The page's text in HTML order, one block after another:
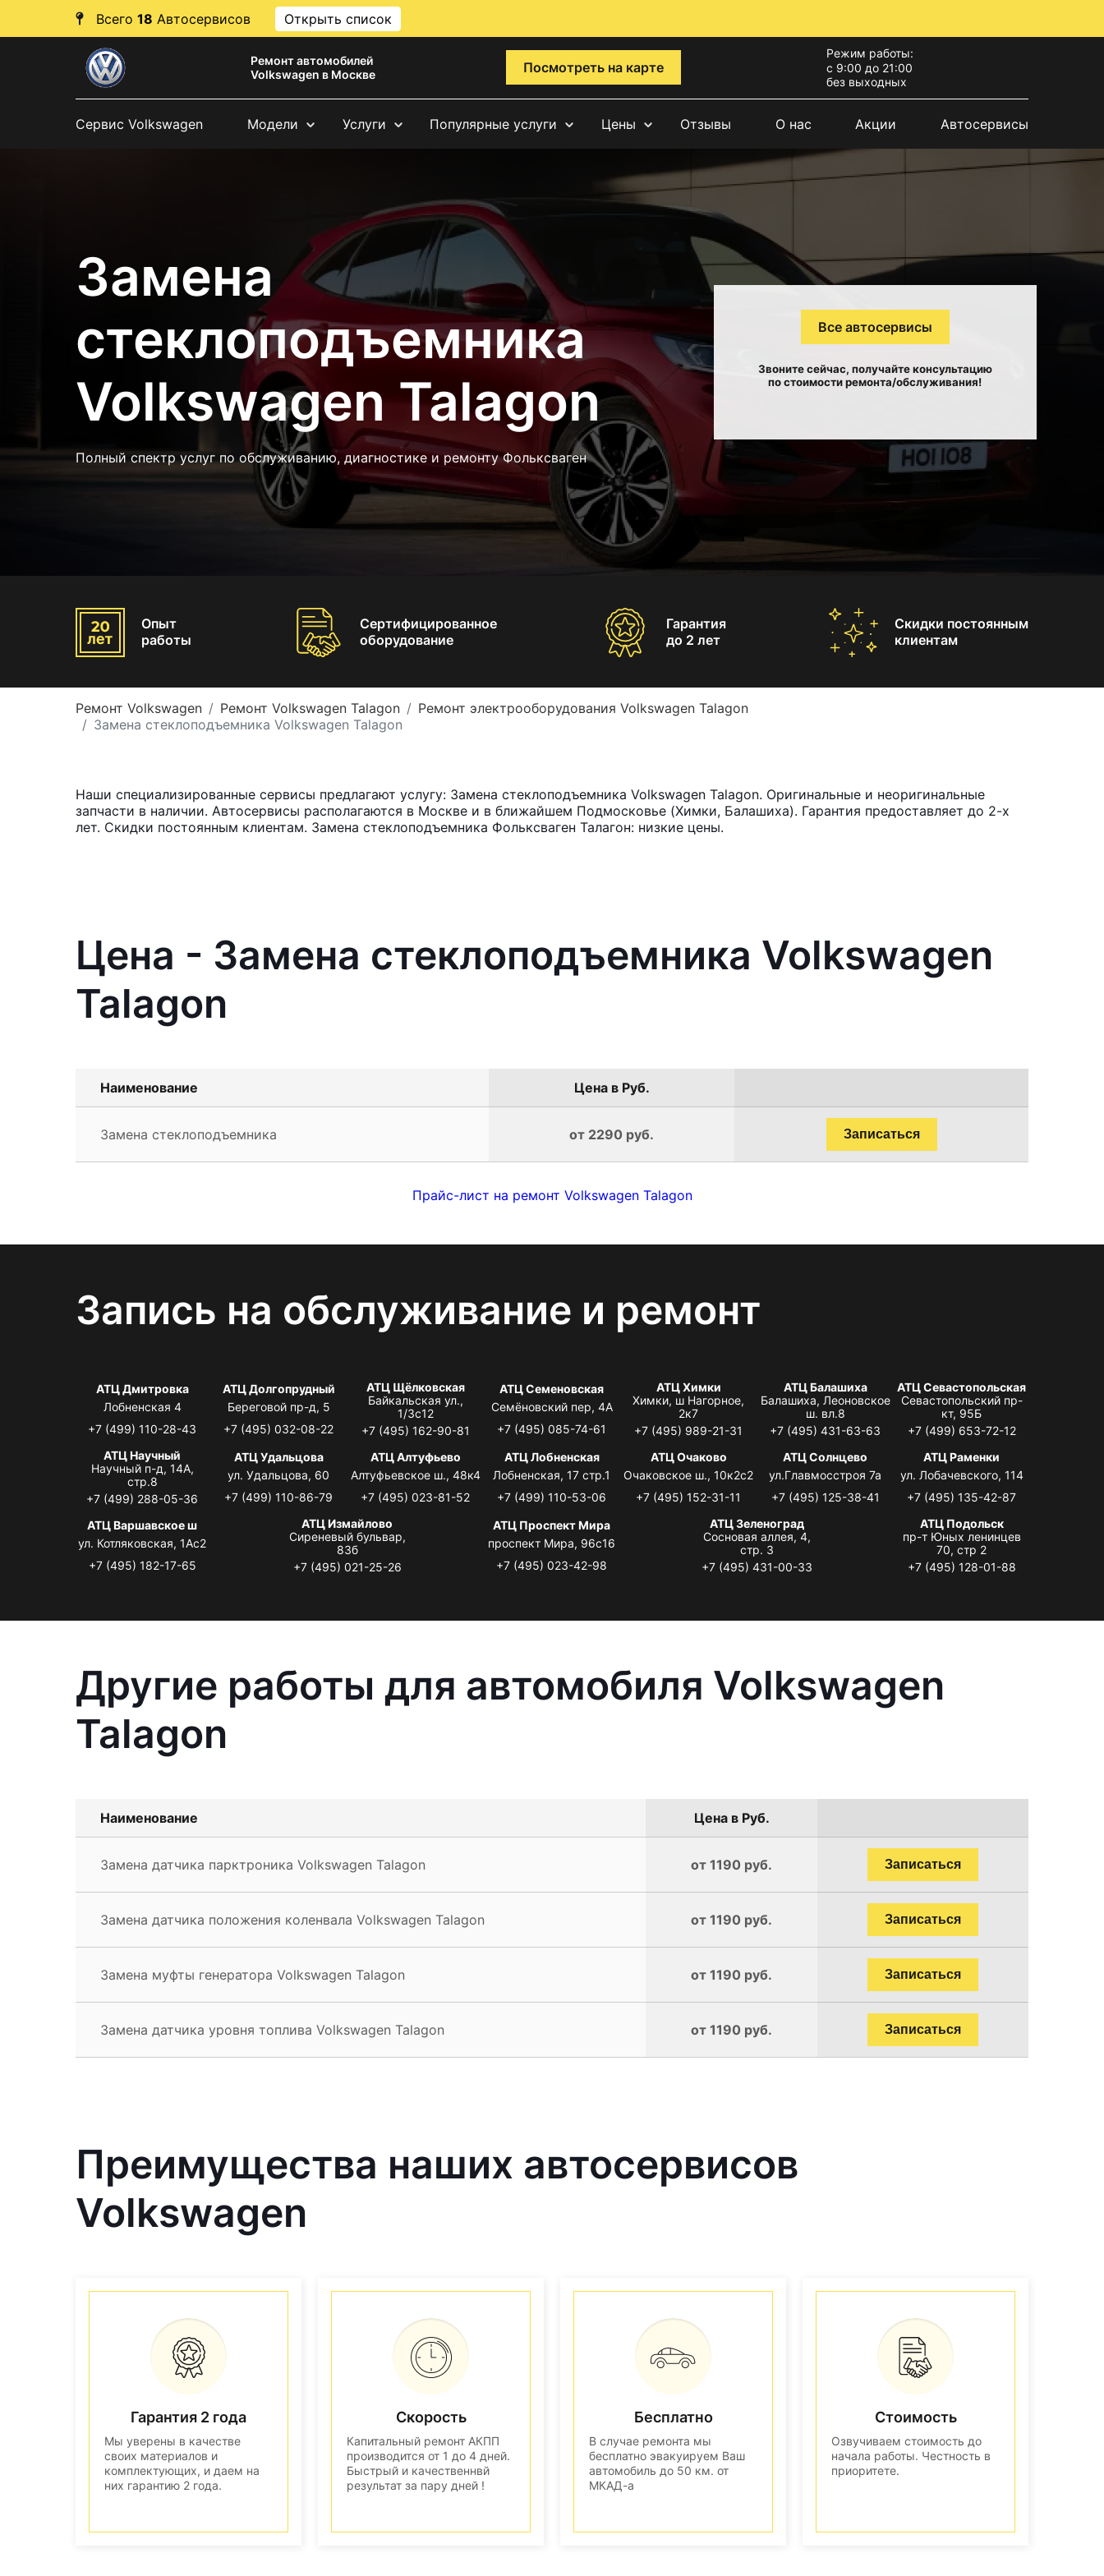
Всего 18 Автосервисов Открыть список
Ремонт автомобилей
Volkswagen в Москве
Посмотреть на карте
Режим работы:
с 9:00 до 21:00
без выходных
Сервис Volkswagen Модели Услуги Популярные услуги Цены Отзывы О нас Акции Автосервисы
Замена
стеклоподъемника
Volkswagen Talagon
Полный спектр услуг по обслуживанию, диагностике и ремонту Фольксваген
Все автосервисы
Звоните сейчас, получайте консультацию
по стоимости ремонта/обслуживания!
Опыт
работы
Сертифицированное
оборудование
Гарантия
до 2 лет
Скидки постоянным
клиентам
Ремонт Volkswagen Ремонт Volkswagen Talagon
Ремонт электрооборудования Volkswagen Talagon
Замена стеклоподъемника Volkswagen Talagon
Наши специализированные сервисы предлагают услугу: Замена стеклоподъемника Volkswagen Talagon. Оригинальные и неоригинальные
запчасти в наличии. Автосервисы располагаются в Москве и в ближайшем Подмосковье (Химки, Балашиха). Гарантия предоставляет до 2-х
лет. Скидки постоянным клиентам. Замена стеклоподъемника Фольксваген Талагон: низкие цены.
Цена - Замена стеклоподъемника Volkswagen
Talagon
Наименование Цена в Руб.
Замена стеклоподъемника от 2290 руб. Записаться
Прайс-лист на ремонт Volkswagen Talagon
Запись на обслуживание и ремонт
АТЦ Дмитровка
Лобненская 4
+7 (499) 110-28-43
АТЦ Долгопрудный
Береговой пр-д, 5
+7 (495) 032-08-22
АТЦ Щёлковская
Байкальская ул.,
1/3с12
+7 (495) 162-90-81
АТЦ Семеновская
Семёновский пер, 4А
+7 (495) 085-74-61
АТЦ Химки
Химки, ш Нагорное,
2к7
+7 (495) 989-21-31
АТЦ Балашиха
Балашиха, Леоновское
ш. вл.8
+7 (495) 431-63-63
АТЦ Севастопольская
Севастопольский пр-
кт, 95Б
+7 (499) 653-72-12
АТЦ Научный
Научный п-д, 14А,
стр.8
+7 (499) 288-05-36
АТЦ Удальцова
ул. Удальцова, 60
+7 (499) 110-86-79
АТЦ Алтуфьево
Алтуфьевское ш., 48к4
+7 (495) 023-81-52
АТЦ Лобненская
Лобненская, 17 стр.1
+7 (499) 110-53-06
АТЦ Очаково
Очаковское ш., 10к2с2
+7 (495) 152-31-11
АТЦ Солнцево
ул.Главмосстроя 7а
+7 (495) 125-38-41
АТЦ Раменки
ул. Лобачевского, 114
+7 (495) 135-42-87
АТЦ Варшавское ш
ул. Котляковская, 1Ас2
+7 (495) 182-17-65
АТЦ Измайлово
Сиреневый бульвар,
83б
+7 (495) 021-25-26
АТЦ Проспект Мира
проспект Мира, 96с16
+7 (495) 023-42-98
АТЦ Зеленоград
Сосновая аллея, 4,
стр. 3
+7 (495) 431-00-33
АТЦ Подольск
пр-т Юных ленинцев
70, стр 2
+7 (495) 128-01-88
Другие работы для автомобиля Volkswagen
Talagon
Наименование Цена в Руб.
Замена датчика парктроника Volkswagen Talagon от 1190 руб. Записаться
Замена датчика положения коленвала Volkswagen Talagon от 1190 руб. Записаться
Замена муфты генератора Volkswagen Talagon от 1190 руб. Записаться
Замена датчика уровня топлива Volkswagen Talagon от 1190 руб. Записаться
Преимущества наших автосервисов
Volkswagen
Гарантия 2 года
Мы уверены в качестве
своих материалов и
комплектующих, и даем на
них гарантию 2 года.
Скорость
Капитальный ремонт АКПП
производится от 1 до 4 дней.
Быстрый и качественнвй
результат за пару дней !
Бесплатно
В случае ремонта мы
бесплатно эвакуируем Ваш
автомобиль до 50 км. от
МКАД-а
Стоимость
Озвучиваем стоимость до
начала работы. Честность в
приоритете.